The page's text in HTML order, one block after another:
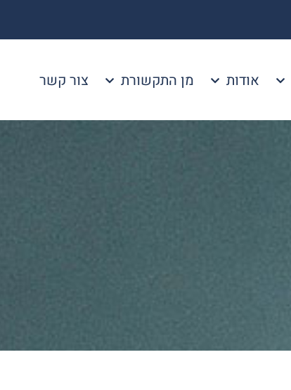
אודות מן התקשורת צור קשר